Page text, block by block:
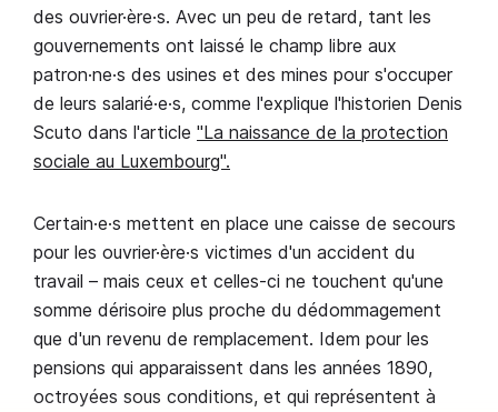
des ouvrier·ère·s. Avec un peu de retard, tant les
gouvernements ont laissé le champ libre aux
patron·ne·s des usines et des mines pour s'occuper
de leurs salarié·e·s, comme l'explique l'historien Denis
Scuto dans l'article "La naissance de la protection
sociale au Luxembourg".
Certain·e·s mettent en place une caisse de secours
pour les ouvrier·ère·s victimes d'un accident du
travail – mais ceux et celles-ci ne touchent qu'une
somme dérisoire plus proche du dédommagement
que d'un revenu de remplacement. Idem pour les
pensions qui apparaissent dans les années 1890,
octroyées sous conditions, et qui représentent à